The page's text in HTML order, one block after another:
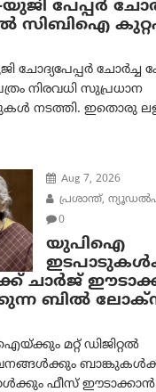
യു‌ജി പേപ്പർ
സിബിഐ
ചോദ്യപേപ്പർ ചോർച്ച
നിരവധി സുപ്രധാന
നടത്തി. ഇതൊരു
Aug 7, 2026
പ്രശാന്ത്,
0
യുപിഐ
ചാർജ്
ബിൽ
മറ്റ് ഡിജിറ്റൽ
ഫീസ് ഈടാക്കാൻ